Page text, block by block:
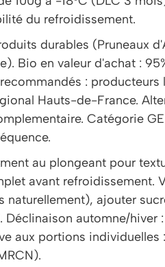
du refroidissement.
durables (Pruneaux
Bio en valeur d'achat :
: producteurs
Hauts-de-France.
Catégorie
au plongeant pour
avant refroidissement.
naturellement), ajouter
automne/hiver
aux portions individuelles